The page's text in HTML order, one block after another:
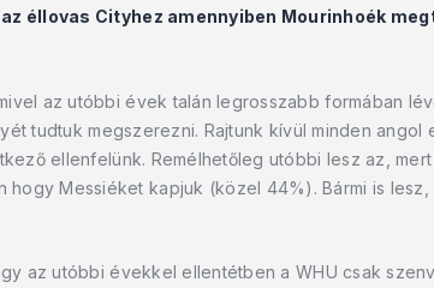
éllovas Cityhez amennyiben Mourinhoék
az utóbbi évek talán legrosszabb formában
tudtuk megszerezni. Rajtunk kívül minden
ellenfelünk. Remélhetőleg utóbbi lesz az,
hogy Messiéket kapjuk (közel 44%). Bármi is
az utóbbi évekkel ellentétben a WHU csak